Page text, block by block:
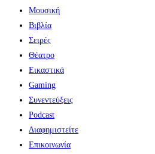
Μουσική
Βιβλία
Σειρές
Θέατρο
Εικαστικά
Gaming
Συνεντεύξεις
Podcast
Διαφημιστείτε
Επικοινωνία